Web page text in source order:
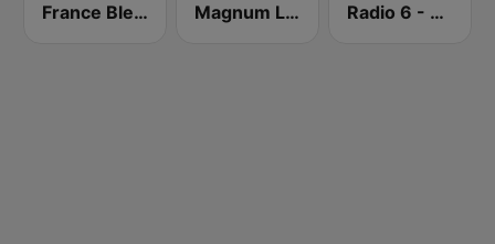
France Bleu Sud Lorraine Magnum La Radio Radio 6 - Dunkerque